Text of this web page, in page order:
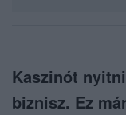
Kaszinót
biznisz. Ez